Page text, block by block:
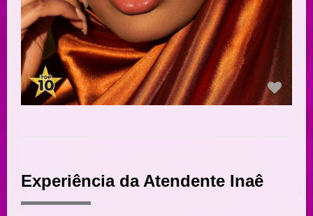
Experiência da Atendente Inaê